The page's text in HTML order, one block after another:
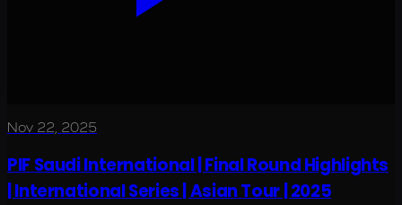
Nov 22, 2025
PIF Saudi International | Final Round Highlights
| International Series | Asian Tour | 2025